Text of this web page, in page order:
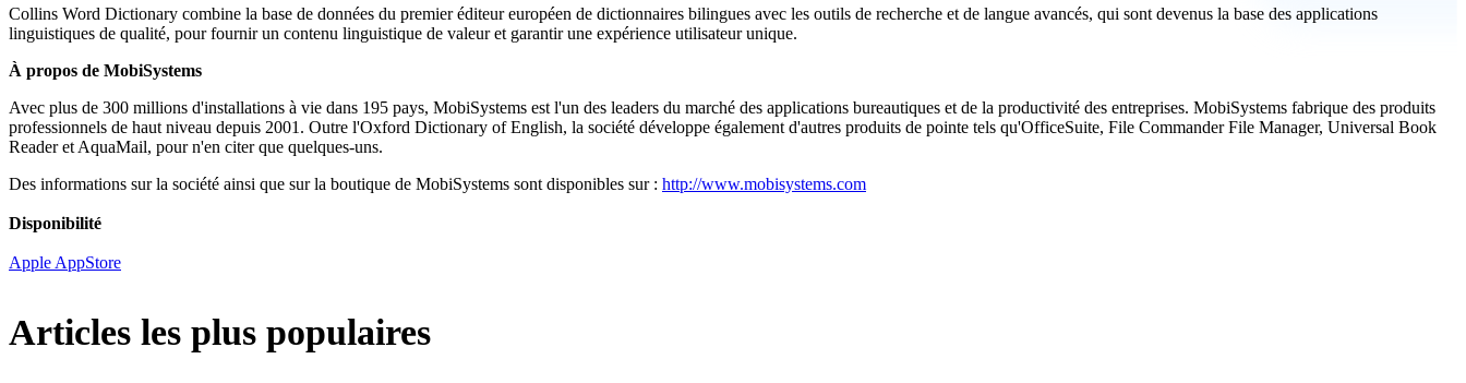
Collins Word Dictionary combine la base de données du premier éditeur européen de dictionnaires bilingues avec les outils de recherche et de langue avancés, qui sont devenus la base des applications
linguistiques de qualité, pour fournir un contenu linguistique de valeur et garantir une expérience utilisateur unique.
À propos de MobiSystems
Avec plus de 300 millions d'installations à vie dans 195 pays, MobiSystems est l'un des leaders du marché des applications bureautiques et de la productivité des entreprises. MobiSystems fabrique des produits
professionnels de haut niveau depuis 2001. Outre l'Oxford Dictionary of English, la société développe également d'autres produits de pointe tels qu'OfficeSuite, File Commander File Manager, Universal Book
Reader et AquaMail, pour n'en citer que quelques-uns.
Des informations sur la société ainsi que sur la boutique de MobiSystems sont disponibles sur : http://www.mobisystems.com
Disponibilité
Apple AppStore
Articles les plus populaires